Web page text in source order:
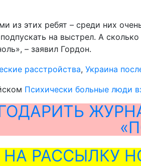
из этих ребят – среди них
на выстрел. А
– заявил Гордон.
расстройства, Украина
Психически больные люди
РАССЫЛКУ